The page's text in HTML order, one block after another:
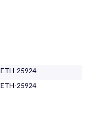
ETH-25924
ETH-25924